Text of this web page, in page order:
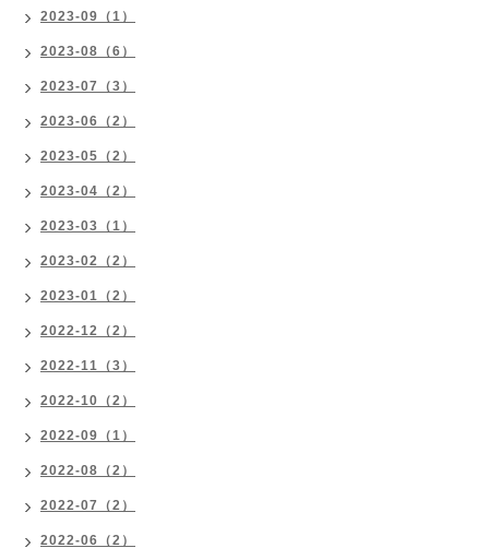
2023-09（1）
2023-08（6）
2023-07（3）
2023-06（2）
2023-05（2）
2023-04（2）
2023-03（1）
2023-02（2）
2023-01（2）
2022-12（2）
2022-11（3）
2022-10（2）
2022-09（1）
2022-08（2）
2022-07（2）
2022-06（2）